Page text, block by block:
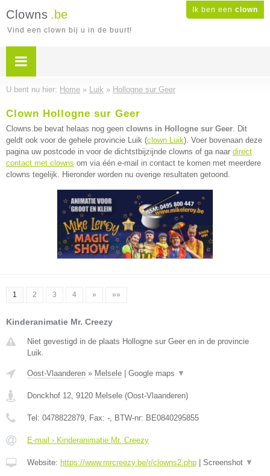
Ik ben een clown
Clowns .be
Vind een clown bij u in de buurt!
U bent nu hier: Home » Luik » Hollogne sur Geer
Clown Hollogne sur Geer
Clowns.be bevat helaas nog geen clowns in Hollogne sur Geer. Dit
geldt ook voor de gehele provincie Luik (clown Luik). Voer bovenaan deze
pagina uw postcode in voor de dichtstbijzijnde clowns of ga naar direct
contact met clowns om via één e-mail in contact te komen met meerdere
clowns tegelijk. Hieronder worden nu overige resultaten getoond.
1 2 3 4 » »»
Kinderanimatie Mr. Creezy
Niet gevestigd in de plaats Hollogne sur Geer en in de provincie
Luik.
Oost-Vlaanderen » Melsele Google maps ▼
Donckhof 12, 9120 Melsele (Oost-Vlaanderen)
Tel: 0478822879, Fax: -, BTW-nr: BE0840295855
E-mail › Kinderanimatie Mr. Creezy
Website: https://www.mrcreezy.be/r/clowns2.php Screenshot ▼